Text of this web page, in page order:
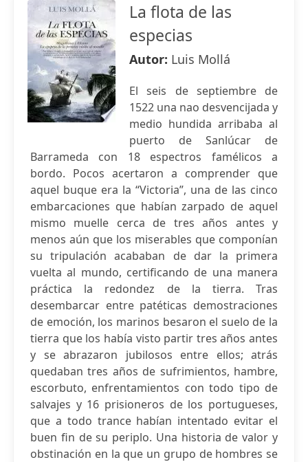
La flota de las
especias
Autor: Luis Mollá
El seis de septiembre de
1522 una nao desvencijada y
medio hundida arribaba al
puerto de Sanlúcar de
Barrameda con 18 espectros famélicos a
bordo. Pocos acertaron a comprender que
aquel buque era la “Victoria”, una de las cinco
embarcaciones que habían zarpado de aquel
mismo muelle cerca de tres años antes y
menos aún que los miserables que componían
su tripulación acababan de dar la primera
vuelta al mundo, certificando de una manera
práctica la redondez de la tierra. Tras
desembarcar entre patéticas demostraciones
de emoción, los marinos besaron el suelo de la
tierra que los había visto partir tres años antes
y se abrazaron jubilosos entre ellos; atrás
quedaban tres años de sufrimientos, hambre,
escorbuto, enfrentamientos con todo tipo de
salvajes y 16 prisioneros de los portugueses,
que a todo trance habían intentado evitar el
buen fin de su periplo. Una historia de valor y
obstinación en la que un grupo de hombres se